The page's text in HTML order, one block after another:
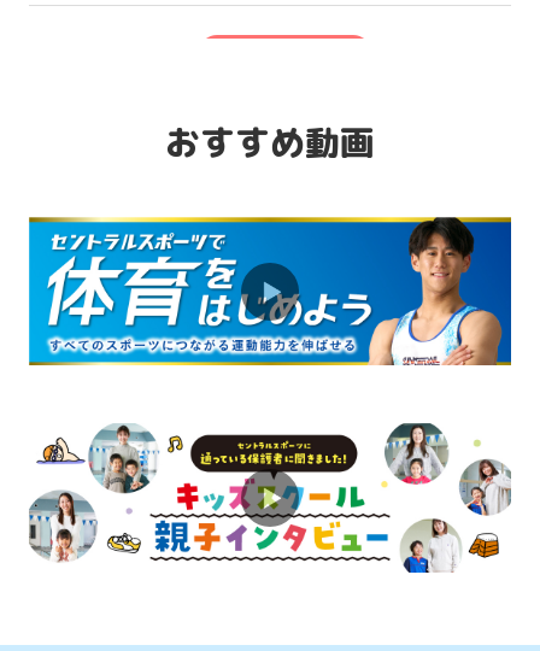
ースが人気です♪
2026.08.01 お知らせ
パパママの声をお届け♪キッズスクール
親子インタビュー
マンツーマン指導でスキルアップを目指
そう！
2026.08.01 お知らせ
おすすめ動画